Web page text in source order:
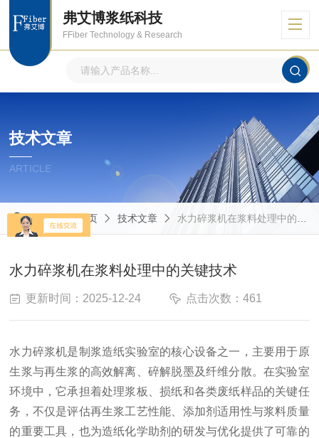
弗艾博浆纸科技
FFiber Technology & Research
技术文章
ARTICLE
当前位置：首页 技术文章 水力碎浆机在浆料处理中的关键技术
水力碎浆机在浆料处理中的关键技术
更新时间：2025-12-24 点击次数：461
水力碎浆机是制浆造纸实验室的核心设备之一，主要用于原
生浆与再生浆的高效解离、碎解脱墨及纤维分散。在实验室
环境中，它承担着处理浆板、损纸和各类废纸样品的关键任
务，不仅是评估再生浆工艺性能、添加剂适用性与浆料质量
的重要工具，也为造纸化学助剂的研发与优化提供了可靠的